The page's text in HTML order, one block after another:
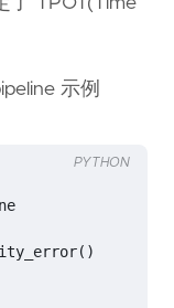
示例
()
PYTHON